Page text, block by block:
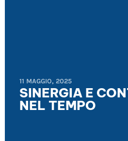
11 MAGGIO, 2025
SINERGIA E
NEL TEMPO